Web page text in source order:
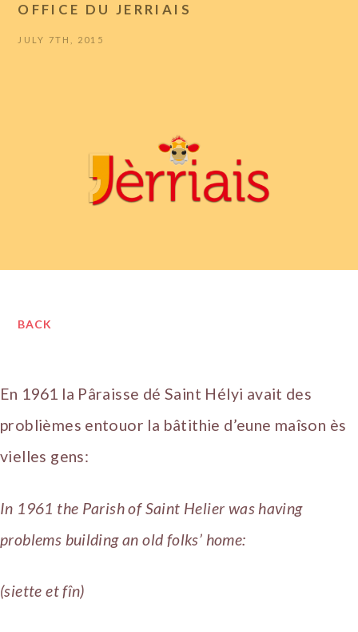
OFFICE DU JERRIAIS
JULY 7TH, 2015
BACK
En 1961 la Pâraisse dé Saint Hélyi avait des
problièmes entouor la bâtithie d’eune maîson ès
vielles gens:
In 1961 the Parish of Saint Helier was having
problems building an old folks’ home:
(siette et fîn)